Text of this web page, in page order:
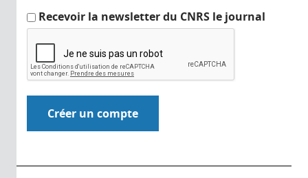
Recevoir la newsletter du CNRS le journal